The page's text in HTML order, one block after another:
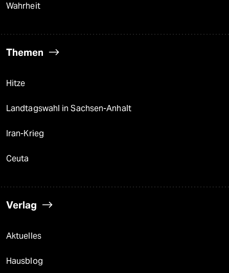
Wahrheit
Themen
Hitze
Landtagswahl in Sachsen-Anhalt
Iran-Krieg
Ceuta
Verlag
Aktuelles
Hausblog